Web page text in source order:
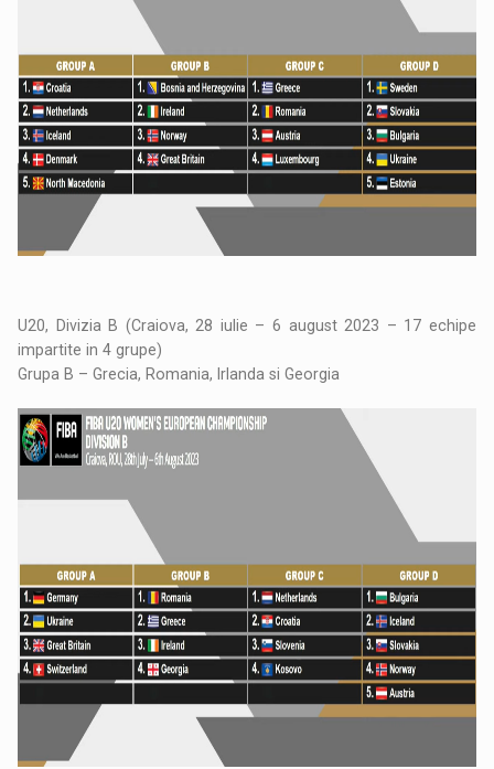
U20, Divizia B (Craiova, 28 iulie – 6 august 2023 – 17 echipe
impartite in 4 grupe)
Grupa B – Grecia, Romania, Irlanda si Georgia